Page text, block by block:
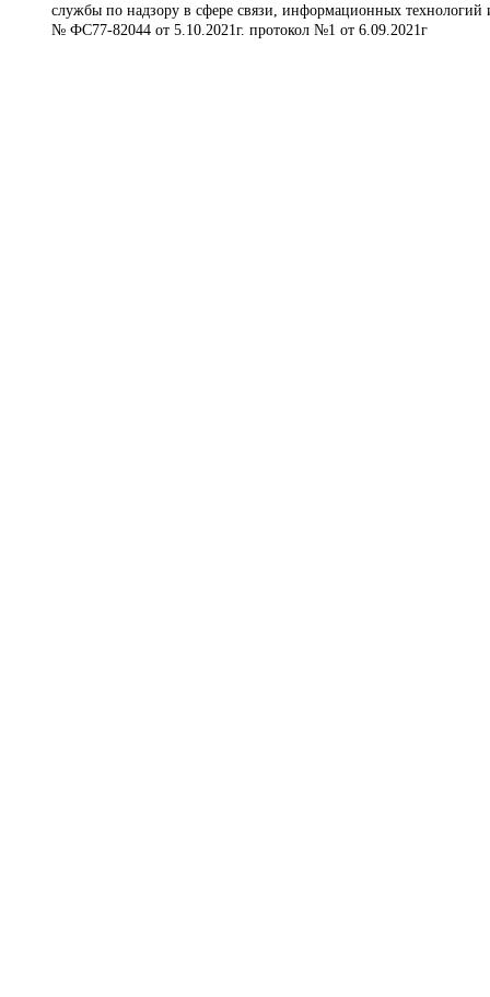
службы по надзору в сфере связи, информационных
№ ФС77-82044 от 5.10.2021г. протокол №1 от 6.09.2021г